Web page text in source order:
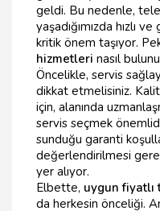
geldi. Bu nedenle,
yaşadığımızda hızlı
kritik önem taşıyor.
hizmetleri nasıl
Öncelikle, servis
dikkat etmelisiniz.
için, alanında
servis seçmek
sunduğu garanti
değerlendirilmesi
yer alıyor.
Elbette, uygun
da herkesin önceliği.